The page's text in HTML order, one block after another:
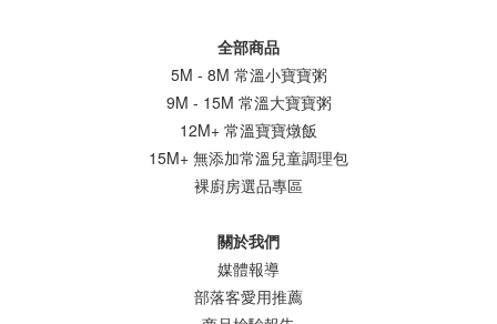
全部商品
5M - 8M 常溫小寶寶粥
9M - 15M 常溫大寶寶粥
12M+ 常溫寶寶燉飯
15M+ 無添加常溫兒童調理包
裸廚房選品專區
關於我們
媒體報導
部落客愛用推薦